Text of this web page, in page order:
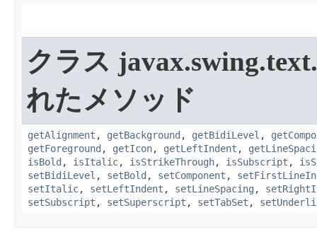
クラス javax.swing.text.
れたメソッド
getAlignment , getBackground , getBidiLevel ,
getForeground , getIcon, getLeftIndent ,
isBold , isItalic, isStrikeThrough, isSubscript ,
setBidiLevel , setBold , setComponent ,
setItalic, setLeftIndent , setLineSpacing ,
setSubscript , setSuperscript , setTabSet ,